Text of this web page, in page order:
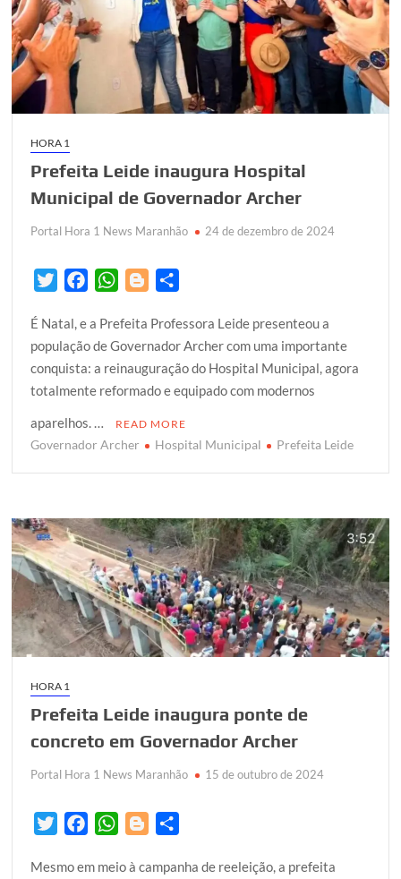
HORA 1
Prefeita Leide inaugura Hospital
Municipal de Governador Archer
Portal Hora 1 News Maranhão 24 de dezembro de 2024
i
t
t
e
r
c
e
b
o
k
W
a
t
s
A
p
p
o
g
g
e
r
a
r
e
É Natal, e a Prefeita Professora Leide presenteou a
população de Governador Archer com uma importante
conquista: a reinauguração do Hospital Municipal, agora
totalmente reformado e equipado com modernos
aparelhos. …
READ MORE
Governador Archer Hospital Municipal Prefeita Leide
HORA 1
Prefeita Leide inaugura ponte de
concreto em Governador Archer
Portal Hora 1 News Maranhão 15 de outubro de 2024
i
c
W
a
o
a
Mesmo em meio à campanha de reeleição, a prefeita